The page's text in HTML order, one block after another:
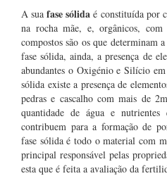
A suafase sólida é constituída por
na rocha mãe, e, orgânicos,
compostos são os que determinam
fase sólida, ainda, a presença de
abundantes o Oxigénio e Silício
sólida existe a presença de
pedras e cascalho com mais de
quantidade de água e
contribuem para a formação de
fase sólida é todo o material com
principal responsável pelas
esta que é feita a avaliação da